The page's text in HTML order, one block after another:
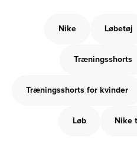
Nike Løbetøj
Træningsshorts
Træningsshorts for kvinder
Løb Nike